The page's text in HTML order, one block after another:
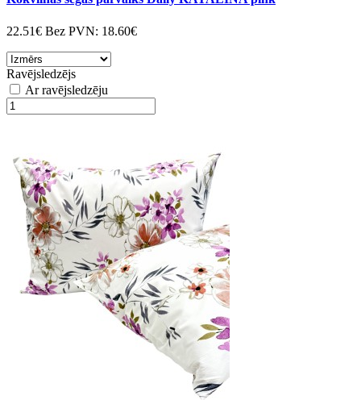
22.51€ Bez PVN: 18.60€
Ravējsledzējs
Ar ravējsledzēju